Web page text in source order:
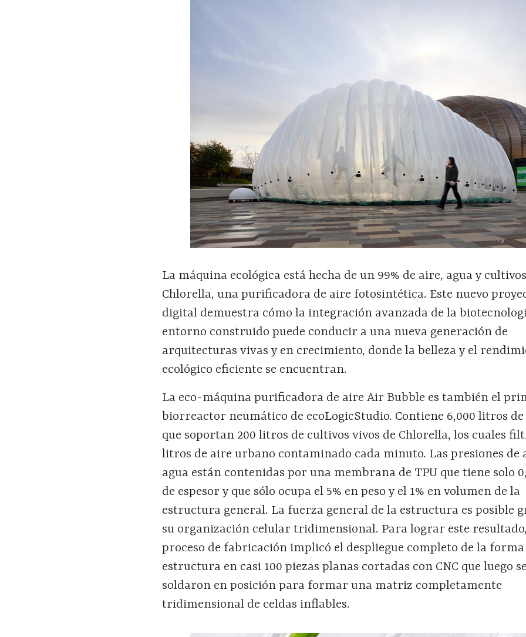
La máquina ecológica está hecha de un 99% de aire, agua y
Chlorella, una purificadora de aire fotosintética. Este nuevo
digital demuestra cómo la integración avanzada de la
entorno construido puede conducir a una nueva generación de
arquitecturas vivas y en crecimiento, donde la belleza y el
ecológico eficiente se encuentran.
La eco-máquina purificadora de aire Air Bubble es también el
biorreactor neumático de ecoLogicStudio. Contiene 6,000 litros de
que soportan 200 litros de cultivos vivos de Chlorella, los cuales
litros de aire urbano contaminado cada minuto. Las presiones de
agua están contenidas por una membrana de TPU que tiene solo
de espesor y que sólo ocupa el 5% en peso y el 1% en volumen de la
estructura general. La fuerza general de la estructura es posible
su organización celular tridimensional. Para lograr este
proceso de fabricación implicó el despliegue completo de la
estructura en casi 100 piezas planas cortadas con CNC que luego
soldaron en posición para formar una matriz completamente
tridimensional de celdas inflables.